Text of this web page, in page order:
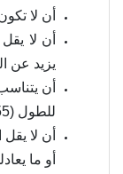
أن لا
أن لا
يزيد عن
أن
للطول (155) سم.
أن لا
أو ما